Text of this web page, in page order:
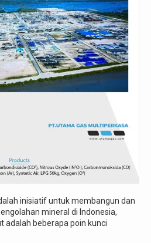
inisiatif untuk membangun dan
mineral di Indonesia,
adalah beberapa poin kunci